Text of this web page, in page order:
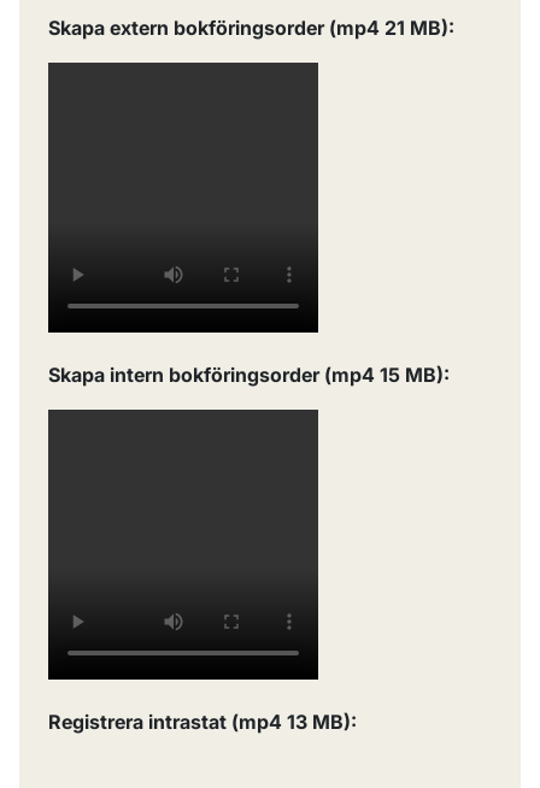
Skapa extern bokföringsorder (mp4 21 MB):
Skapa intern bokföringsorder (mp4 15 MB):
Registrera intrastat (mp4 13 MB):